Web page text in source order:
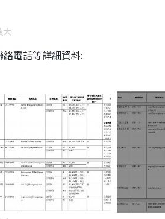
大
電話等詳細資料: